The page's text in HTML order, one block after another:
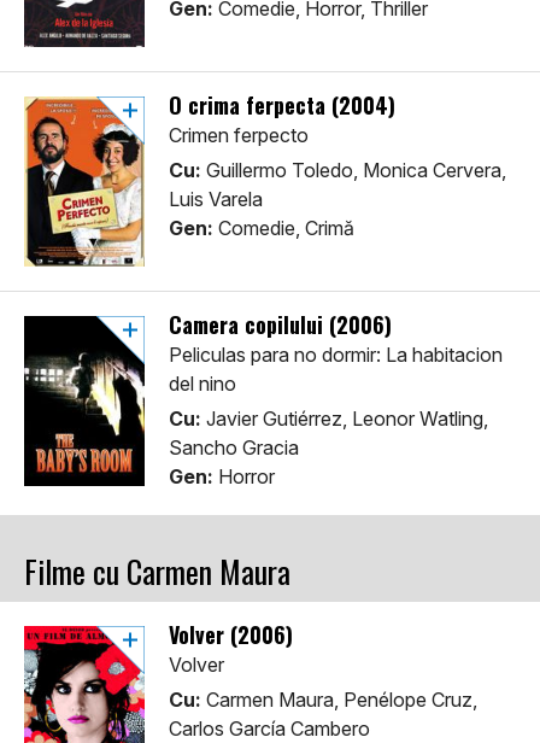
Gen: Comedie, Horror, Thriller
O crima ferpecta (2004)
Crimen ferpecto
Cu: Guillermo Toledo, Monica Cervera,
Luis Varela
Gen: Comedie, Crimă
Camera copilului (2006)
Peliculas para no dormir: La habitacion
del nino
Cu: Javier Gutiérrez, Leonor Watling,
Sancho Gracia
Gen: Horror
Filme cu Carmen Maura
Volver (2006)
Volver
Cu: Carmen Maura, Penélope Cruz,
Carlos García Cambero